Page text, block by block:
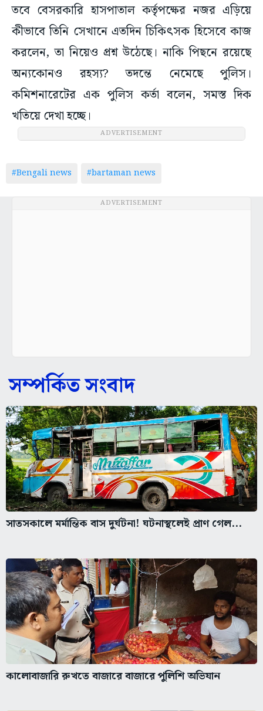
তবে বেসরকারি হাসপাতাল কর্তৃপক্ষের নজর এড়িয়ে
কীভাবে তিনি সেখানে এতদিন চিকিৎসক হিসেবে কাজ
করলেন, তা নিয়েও প্রশ্ন উঠেছে। নাকি পিছনে রয়েছে
অন্যকোনও রহস্য? তদন্তে নেমেছে পুলিস।
কমিশনারেটের এক পুলিস কর্তা বলেন, সমস্ত দিক
খতিয়ে দেখা হচ্ছে।
ADVERTISEMENT
#Bengali news #bartaman news
ADVERTISEMENT
সম্পর্কিত সংবাদ
সাতসকালে মর্মান্তিক বাস দুর্ঘটনা! ঘটনাস্থলেই প্রাণ গেল...
কালোবাজারি রুখতে বাজারে বাজারে পুলিশি অভিযান